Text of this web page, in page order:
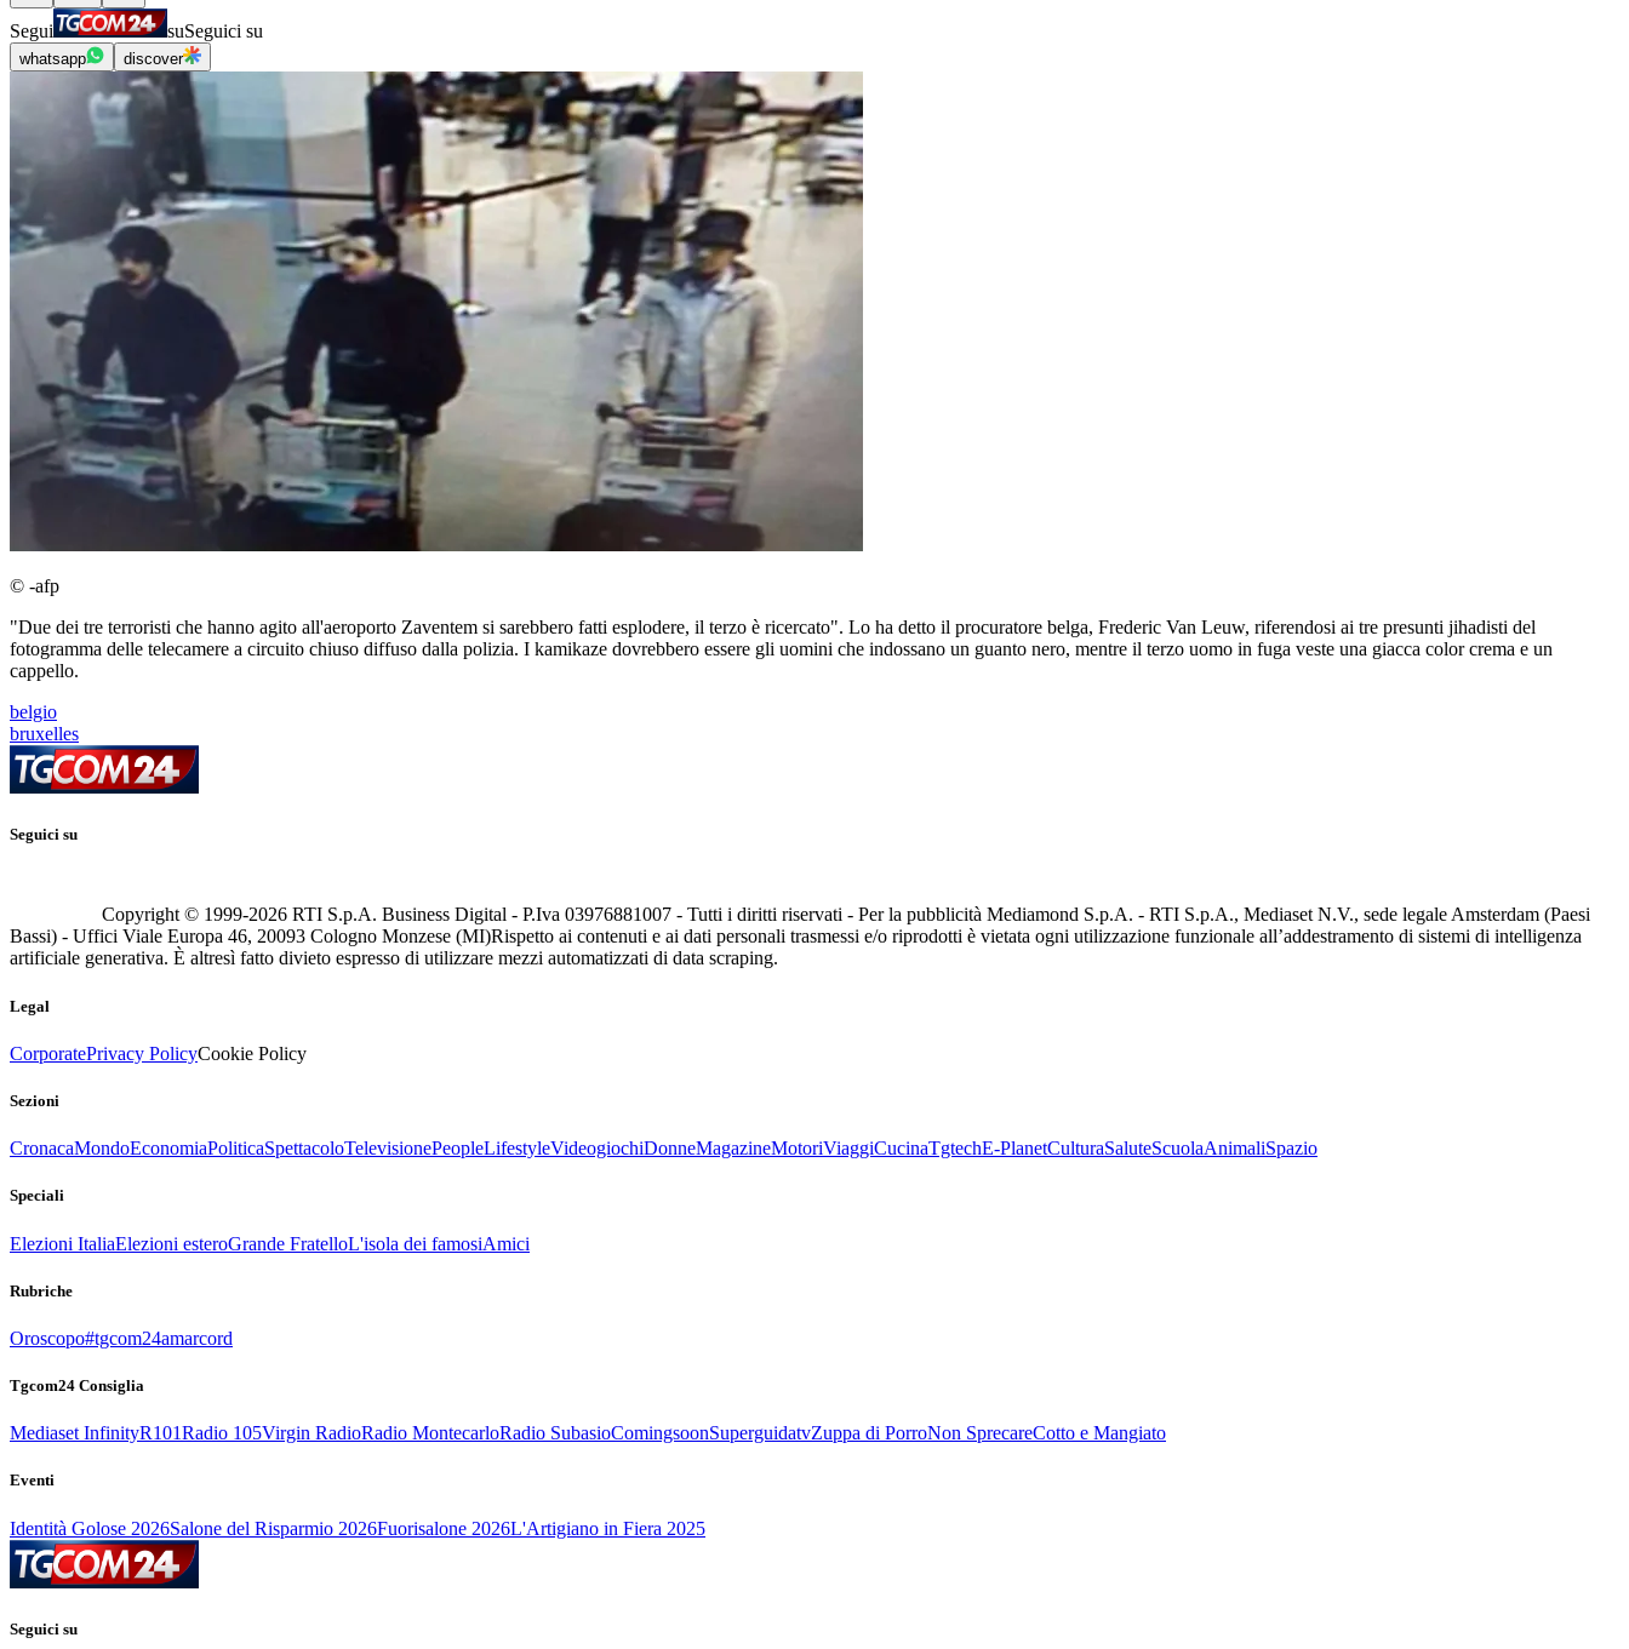
Segui suSeguici su
whatsapp discover
© -afp
"Due dei tre terroristi che hanno agito all'aeroporto Zaventem si sarebbero fatti esplodere, il terzo è ricercato". Lo ha detto il procuratore belga, Frederic Van Leuw, riferendosi ai tre presunti jihadisti del
fotogramma delle telecamere a circuito chiuso diffuso dalla polizia. I kamikaze dovrebbero essere gli uomini che indossano un guanto nero, mentre il terzo uomo in fuga veste una giacca color crema e un
cappello.
belgio
bruxelles
Seguici su
Copyright © 1999-2026 RTI S.p.A. Business Digital - P.Iva 03976881007 - Tutti i diritti riservati - Per la pubblicità Mediamond S.p.A. - RTI S.p.A., Mediaset N.V., sede legale Amsterdam (Paesi
Bassi) - Uffici Viale Europa 46, 20093 Cologno Monzese (MI)Rispetto ai contenuti e ai dati personali trasmessi e/o riprodotti è vietata ogni utilizzazione funzionale all’addestramento di sistemi di intelligenza
artificiale generativa. È altresì fatto divieto espresso di utilizzare mezzi automatizzati di data scraping.
Legal
CorporatePrivacy PolicyCookie Policy
Sezioni
CronacaMondoEconomiaPoliticaSpettacoloTelevisionePeopleLifestyleVideogiochiDonneMagazineMotoriViaggiCucinaTgtechE-PlanetCulturaSaluteScuolaAnimaliSpazio
Speciali
Elezioni ItaliaElezioni esteroGrande FratelloL'isola dei famosiAmici
Rubriche
Oroscopo#tgcom24amarcord
Tgcom24 Consiglia
Mediaset InfinityR101Radio 105Virgin RadioRadio MontecarloRadio SubasioComingsoonSuperguidatvZuppa di PorroNon SprecareCotto e Mangiato
Eventi
Identità Golose 2026Salone del Risparmio 2026Fuorisalone 2026L'Artigiano in Fiera 2025
Seguici su